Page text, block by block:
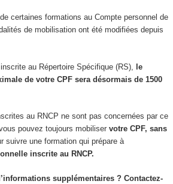
certaines formations au Compte personnel de
de mobilisation ont été modifiées depuis
au Répertoire Spécifique (RS),
le
de votre CPF sera désormais de 1500
au RNCP ne sont pas concernées par ce
pouvez toujours mobiliser votre CPF, sans
suivre une formation qui prépare à
inscrite au RNCP.
supplémentaires ? Contactez-